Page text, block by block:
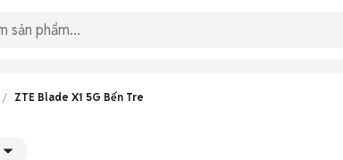
ZTE Blade X1 5G Bến Tre